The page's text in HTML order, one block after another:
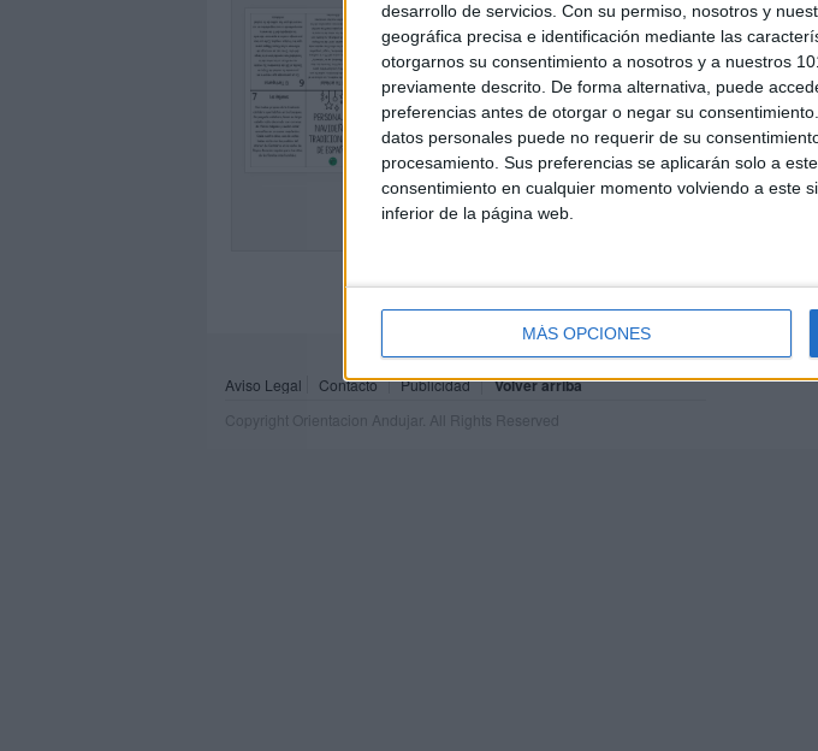
desarrollo de servicios. Con su permiso, nosotros y
geográfica precisa e identificación mediante las
otorgarnos su consentimiento a nosotros y a nuestros
previamente descrito. De forma alternativa, puede
preferencias antes de otorgar o negar su consentimiento.
datos personales puede no requerir de su
procesamiento. Sus preferencias se aplicarán solo a
consentimiento en cualquier momento volviendo a este
inferior de la página web.
MÁS OPCIONES
0
Personajes tradicionales
minilibro
Publicado el 6 diciembre, 2024
La Navidad es una época mágica llena de
que nos conectan con nuestras raíces y
región tiene sus propios personajes
SEGUIR LEYENDO
Aviso Legal Contacto Publicidad Volver arriba
Copyright Orientacion Andujar. All Rights Reserved